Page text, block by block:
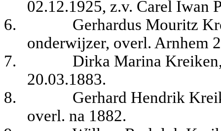
02.12.1925, z.v. Carel Iwan
6.
Gerhardus Mouritz
onderwijzer, overl. Arnhem
7.
Dirka Marina
20.03.1883.
8.
Gerhard Hendrik
overl. na 1882.